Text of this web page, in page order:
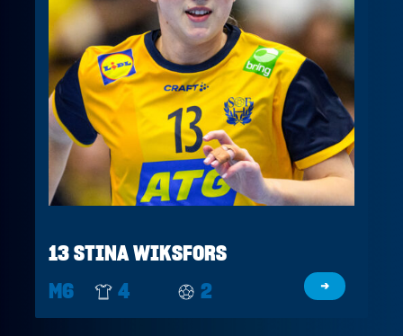
13 STINA WIKSFORS
M6
4 2 →